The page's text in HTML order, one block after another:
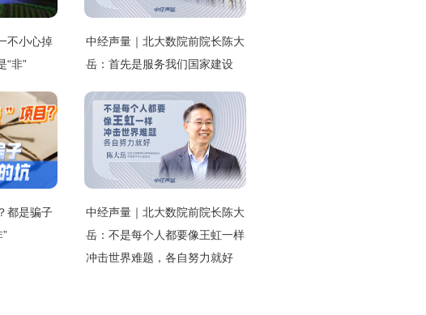
不小心掉
“非”
中经声量｜北大数院前院长陈大
岳：首先是服务我们国家建设
都是骗子
中经声量｜北大数院前院长陈大
岳：不是每个人都要像王虹一样
冲击世界难题，各自努力就好